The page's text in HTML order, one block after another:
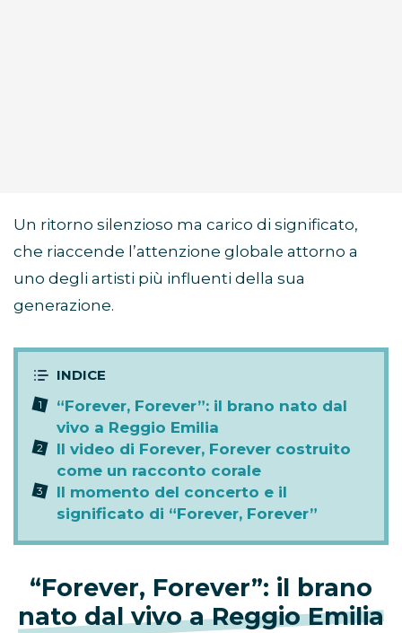
Un ritorno silenzioso ma carico di significato,
che riaccende l’attenzione globale attorno a
uno degli artisti più influenti della sua
generazione.
“Forever, Forever”: il brano nato dal
vivo a Reggio Emilia
Il video di Forever, Forever costruito
come un racconto corale
Il momento del concerto e il
significato di “Forever, Forever”
“Forever, Forever”: il brano
nato dal vivo a Reggio Emilia